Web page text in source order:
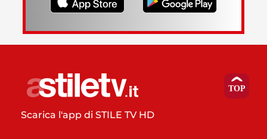
Scarica l'app di STILE TV HD